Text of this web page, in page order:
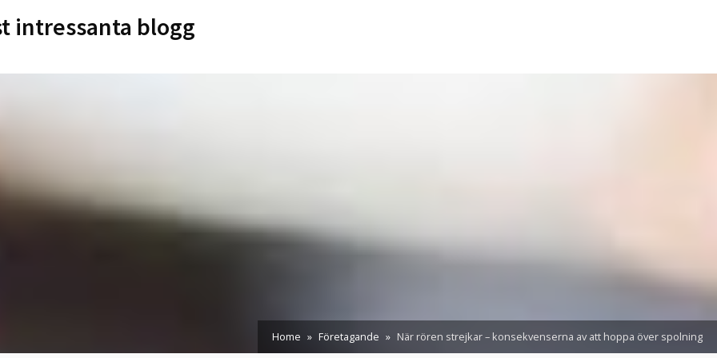
intressanta blogg
Home Företagande När rören strejkar – konsekvenserna av att hoppa över spolning